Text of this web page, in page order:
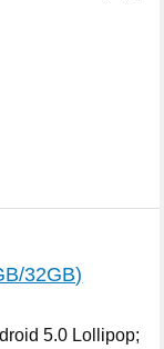
32GB)
5.0 Lollipop;